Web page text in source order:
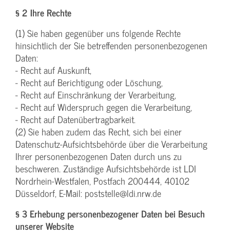
§ 2 Ihre Rechte
(1) Sie haben gegenüber uns folgende Rechte
hinsichtlich der Sie betreffenden personenbezogenen
Daten:
- Recht auf Auskunft,
- Recht auf Berichtigung oder Löschung,
- Recht auf Einschränkung der Verarbeitung,
- Recht auf Widerspruch gegen die Verarbeitung,
- Recht auf Datenübertragbarkeit.
(2) Sie haben zudem das Recht, sich bei einer
Datenschutz-Aufsichtsbehörde über die Verarbeitung
Ihrer personenbezogenen Daten durch uns zu
beschweren. Zuständige Aufsichtsbehörde ist LDI
Nordrhein-Westfalen, Postfach 200444, 40102
Düsseldorf, E-Mail: poststelle@ldi.nrw.de
§ 3 Erhebung personenbezogener Daten bei Besuch
unserer Website